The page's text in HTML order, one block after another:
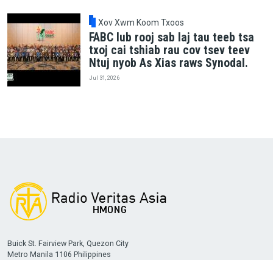
Xov Xwm Koom Txoos
FABC lub rooj sab laj tau teeb tsa
txoj cai tshiab rau cov tsev teev
Ntuj nyob As Xias raws Synodal.
Jul 31, 2026
Buick St. Fairview Park, Quezon City
Metro Manila 1106 Philippines